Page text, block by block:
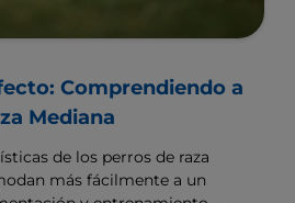
Comprendiendo a
Mediana
de los perros de raza
más fácilmente a un